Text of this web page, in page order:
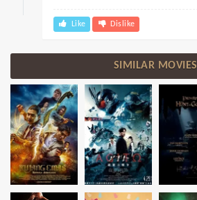
Like Dislike
SIMILAR MOVIES